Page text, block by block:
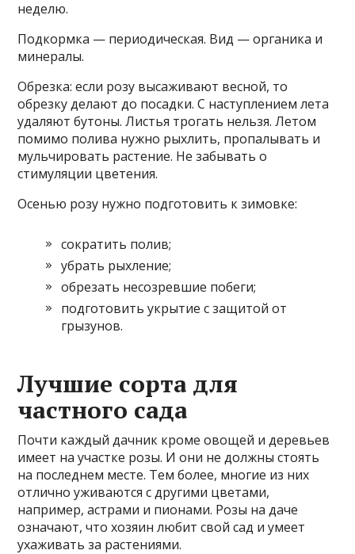
неделю.
Подкормка — периодическая. Вид — органика и
минералы.
Обрезка: если розу высаживают весной, то
обрезку делают до посадки. С наступлением лета
удаляют бутоны. Листья трогать нельзя. Летом
помимо полива нужно рыхлить, пропалывать и
мульчировать растение. Не забывать о
стимуляции цветения.
Осенью розу нужно подготовить к зимовке:
сократить полив;
убрать рыхление;
обрезать несозревшие побеги;
подготовить укрытие с защитой от
грызунов.
Лучшие сорта для
частного сада
Почти каждый дачник кроме овощей и деревьев
имеет на участке розы. И они не должны стоять
на последнем месте. Тем более, многие из них
отлично уживаются с другими цветами,
например, астрами и пионами. Розы на даче
означают, что хозяин любит свой сад и умеет
ухаживать за растениями.